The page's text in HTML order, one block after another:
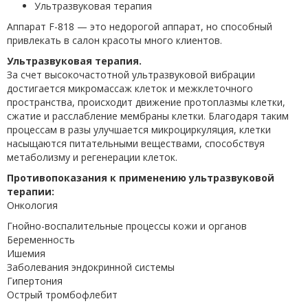
Ультразвуковая терапия
Аппарат F-818 — это недорогой аппарат, но способный
привлекать в салон красоты много клиентов.
Ультразвуковая терапия.
За счет высокочастотной ультразвуковой вибрации
достигается микромассаж клеток и межклеточного
пространства, происходит движение протоплазмы клетки,
сжатие и расслабление мембраны клетки. Благодаря таким
процессам в разы улучшается микроциркуляция, клетки
насыщаются питательными веществами, способствуя
метаболизму и регенерации клеток.
Противопоказания к применению ультразвуковой
терапии:
Онкология
Гнойно-воспалительные процессы кожи и органов
Беременность
Ишемия
Заболевания эндокринной системы
Гипертония
Острый тромбофлебит